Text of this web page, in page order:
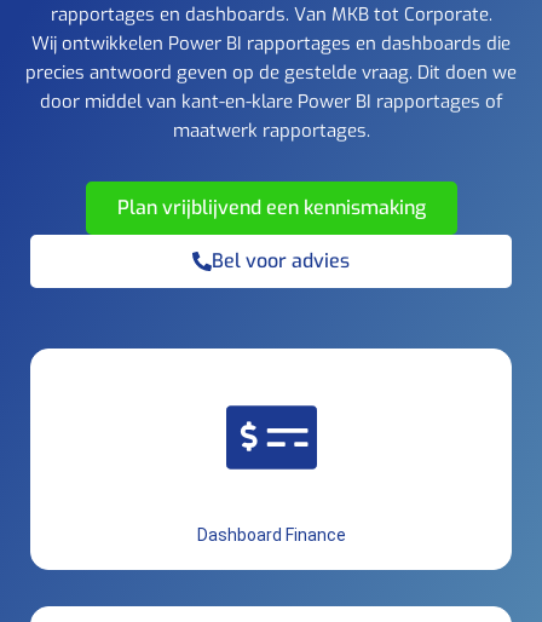
rapportages en dashboards. Van MKB tot Corporate.
Wij ontwikkelen Power BI rapportages en dashboards die
precies antwoord geven op de gestelde vraag. Dit doen we
door middel van kant-en-klare Power BI rapportages of
maatwerk rapportages.
Plan vrijblijvend een kennismaking
Bel voor advies
Dashboard Finance